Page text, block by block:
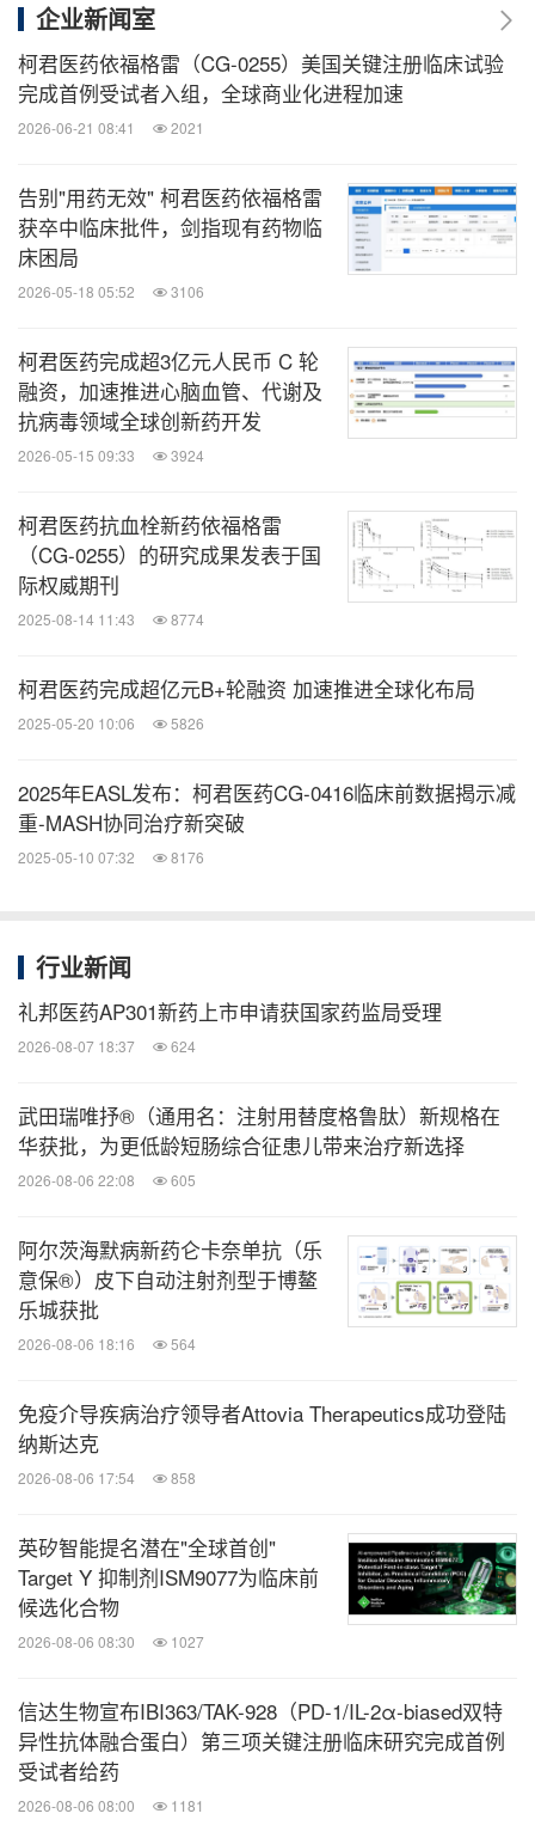
企业新闻室
柯君医药依福格雷（CG-0255）美国关键注册临床试验
完成首例受试者入组，全球商业化进程加速
2026-06-21 08:41 2021
告别"用药无效" 柯君医药依福格雷
获卒中临床批件，剑指现有药物临
床困局
2026-05-18 05:52 3106
柯君医药完成超3亿元人民币 C 轮
融资，加速推进心脑血管、代谢及
抗病毒领域全球创新药开发
2026-05-15 09:33 3924
柯君医药抗血栓新药依福格雷
（CG-0255）的研究成果发表于国
际权威期刊
2025-08-14 11:43 8774
柯君医药完成超亿元B+轮融资 加速推进全球化布局
2025-05-20 10:06 5826
2025年EASL发布：柯君医药CG-0416临床前数据揭示减
重-MASH协同治疗新突破
2025-05-10 07:32 8176
行业新闻
礼邦医药AP301新药上市申请获国家药监局受理
2026-08-07 18:37 624
武田瑞唯抒®（通用名：注射用替度格鲁肽）新规格在
华获批，为更低龄短肠综合征患儿带来治疗新选择
2026-08-06 22:08 605
阿尔茨海默病新药仑卡奈单抗（乐
意保®）皮下自动注射剂型于博鳌
乐城获批
2026-08-06 18:16 564
免疫介导疾病治疗领导者Attovia Therapeutics成功登陆
纳斯达克
2026-08-06 17:54 858
英矽智能提名潜在"全球首创"
Target Y 抑制剂ISM9077为临床前
候选化合物
2026-08-06 08:30 1027
信达生物宣布IBI363/TAK-928（PD-1/IL-2α-biased双特
异性抗体融合蛋白）第三项关键注册临床研究完成首例
受试者给药
2026-08-06 08:00 1181